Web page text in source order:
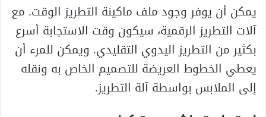
يمكن أن يوفر وجود ملف ماكينة التطريز الوقت. مع
آلات التطريز الرقمية، سيكون وقت الاستجابة أسرع
بكثير من التطريز اليدوي التقليدي. ويمكن للمرء أن
يعطي الخطوط العريضة للتصميم الخاص به ونقله
إلى الملابس بواسطة آلة التطريز.